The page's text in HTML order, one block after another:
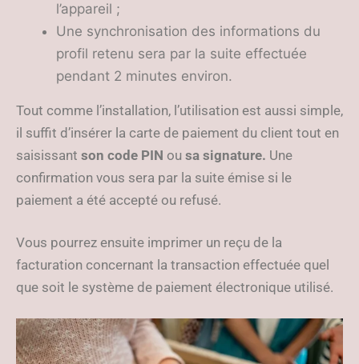
l’appareil ;
Une synchronisation des informations du
profil retenu sera par la suite effectuée
pendant 2 minutes environ.
Tout comme l’installation, l’utilisation est aussi simple,
il suffit d’insérer la carte de paiement du client tout en
saisissant son code PIN ou sa signature. Une
confirmation vous sera par la suite émise si le
paiement a été accepté ou refusé.
Vous pourrez ensuite imprimer un reçu de la
facturation concernant la transaction effectuée quel
que soit le système de paiement électronique utilisé.